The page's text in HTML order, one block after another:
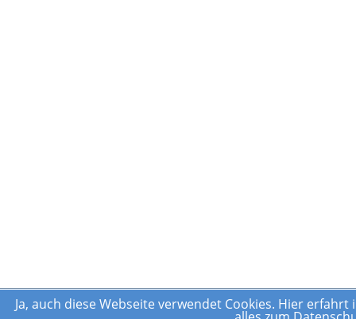
Ja, auch diese Webseite verwendet Cookies. Hier erfahrt